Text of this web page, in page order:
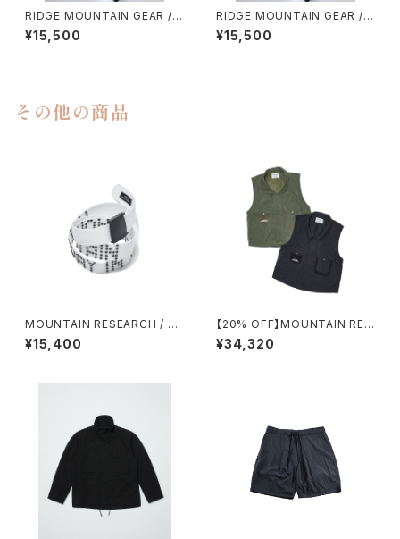
RIDGE MOUNTAIN GEAR / B
ASIC SHORT SLEEVE SHIR
T（WOMEN）
¥15,500
RIDGE MOUNTAIN GEAR / B
ASIC SHORT SLEEVE SHIR
T（MEN）
¥15,500
その他の商品
MOUNTAIN RESEARCH / RI
VET BELT
¥15,400
【20% OFF】MOUNTAIN RES
EARCH / M69 VEST
¥34,320